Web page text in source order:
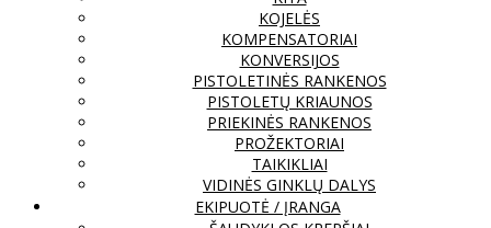
KOJELĖS
KOMPENSATORIAI
KONVERSIJOS
PISTOLETINĖS RANKENOS
PISTOLETŲ KRIAUNOS
PRIEKINĖS RANKENOS
PROŽEKTORIAI
TAIKIKLIAI
VIDINĖS GINKLŲ DALYS
EKIPUOTĖ / ĮRANGA